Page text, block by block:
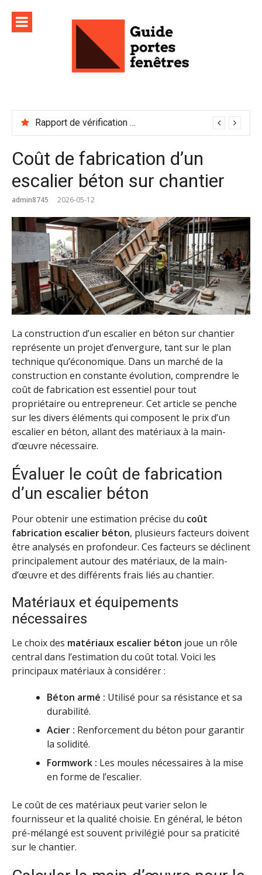
contenu
Rapport de vérification sécurité : à conserver précieusement
Coût de fabrication d’un
escalier béton sur chantier
admin8745 2026-05-12
La construction d’un escalier en béton sur chantier
représente un projet d’envergure, tant sur le plan
technique qu’économique. Dans un marché de la
construction en constante évolution, comprendre le
coût de fabrication est essentiel pour tout
propriétaire ou entrepreneur. Cet article se penche
sur les divers éléments qui composent le prix d’un
escalier en béton, allant des matériaux à la main-
d’œuvre nécessaire.
Évaluer le coût de fabrication
d’un escalier béton
Pour obtenir une estimation précise du coût
fabrication escalier béton, plusieurs facteurs doivent
être analysés en profondeur. Ces facteurs se déclinent
principalement autour des matériaux, de la main-
d’œuvre et des différents frais liés au chantier.
Matériaux et équipements
nécessaires
Le choix des matériaux escalier béton joue un rôle
central dans l’estimation du coût total. Voici les
principaux matériaux à considérer :
Béton armé : Utilisé pour sa résistance et sa
durabilité.
Acier : Renforcement du béton pour garantir
la solidité.
Formwork : Les moules nécessaires à la mise
en forme de l’escalier.
Le coût de ces matériaux peut varier selon le
fournisseur et la qualité choisie. En général, le béton
pré-mélangé est souvent privilégié pour sa praticité
sur le chantier.